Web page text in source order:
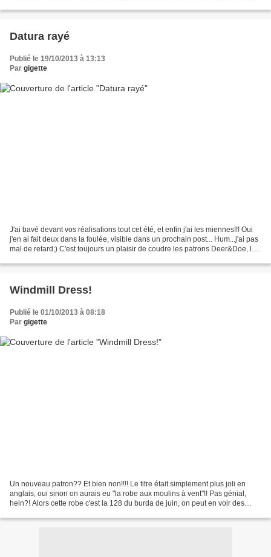
Datura rayé
Publié le 19/10/2013 à 13:13
Par gigette
J'ai bavé devant vos réalisations tout cet été, et enfin j'ai les miennes!!! Oui
j'en ai fait deux dans la foulée, visible dans un prochain post... Hum...j'ai pas
mal de retard;) C'est toujours un plaisir de coudre les patrons Deer&Doe, les
Windmill Dress!
Publié le 01/10/2013 à 08:18
Par gigette
Un nouveau patron?? Et bien non!!!! Le titre était simplement plus joli en
anglais, oui sinon on aurais eu "la robe aux moulins à vent"!! Pas génial,
hein?! Alors cette robe c'est la 128 du burda de juin, on peut en voir des